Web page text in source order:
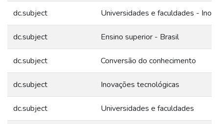
dc.subject Universidades e faculdades -
dc.subject Ensino superior - Brasil
dc.subject Conversão do conhecimento
dc.subject Inovações tecnológicas
dc.subject Universidades e faculdades